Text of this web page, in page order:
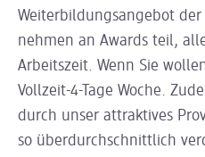
Weiterbildungsangebot
nehmen an Awards teil,
Arbeitszeit. Wenn Sie
Vollzeit-4-Tage Woche.
durch unser attraktives
so überdurchschnittlich